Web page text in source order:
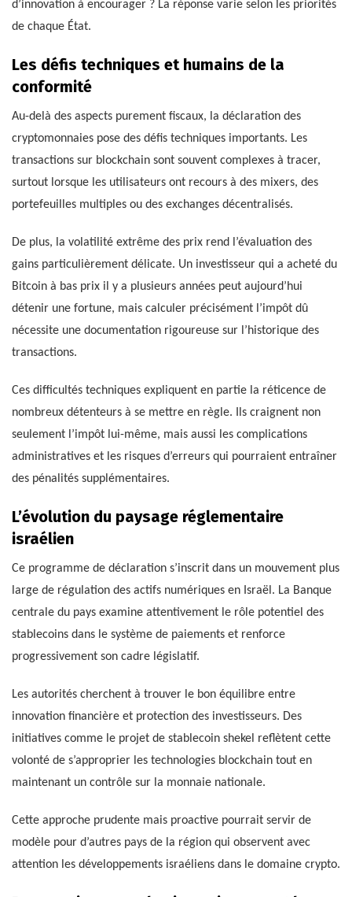
d’innovation à encourager ? La réponse varie selon les priorités
de chaque État.
Les défis techniques et humains de la
conformité
Au-delà des aspects purement fiscaux, la déclaration des
cryptomonnaies pose des défis techniques importants. Les
transactions sur blockchain sont souvent complexes à tracer,
surtout lorsque les utilisateurs ont recours à des mixers, des
portefeuilles multiples ou des exchanges décentralisés.
De plus, la volatilité extrême des prix rend l’évaluation des
gains particulièrement délicate. Un investisseur qui a acheté du
Bitcoin à bas prix il y a plusieurs années peut aujourd’hui
détenir une fortune, mais calculer précisément l’impôt dû
nécessite une documentation rigoureuse sur l’historique des
transactions.
Ces difficultés techniques expliquent en partie la réticence de
nombreux détenteurs à se mettre en règle. Ils craignent non
seulement l’impôt lui-même, mais aussi les complications
administratives et les risques d’erreurs qui pourraient entraîner
des pénalités supplémentaires.
L’évolution du paysage réglementaire
israélien
Ce programme de déclaration s’inscrit dans un mouvement plus
large de régulation des actifs numériques en Israël. La Banque
centrale du pays examine attentivement le rôle potentiel des
stablecoins dans le système de paiements et renforce
progressivement son cadre législatif.
Les autorités cherchent à trouver le bon équilibre entre
innovation financière et protection des investisseurs. Des
initiatives comme le projet de stablecoin shekel reflètent cette
volonté de s’approprier les technologies blockchain tout en
maintenant un contrôle sur la monnaie nationale.
Cette approche prudente mais proactive pourrait servir de
modèle pour d’autres pays de la région qui observent avec
attention les développements israéliens dans le domaine crypto.